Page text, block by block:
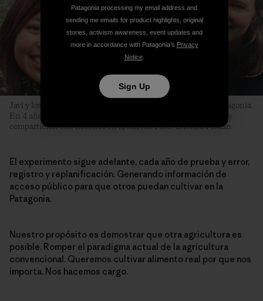
Javi y los voluntarios de la huerta biointensiva en Parque Patagonia.
En 4 años más de 80 personas de todo el mundo colaboraron y
compartieron con nosotros en la huerta. Foto: Cherilia Poluan
El experimento sigue adelante, cada año de prueba y error,
registro y replanificación. Generando información de
acceso público para que otros puedan cultivar en la
Patagonia.
Nuestro propósito es demostrar que otra agricultura es
posible. Romper el paradigma actual de la agricultura
convencional. Queremos cultivar alimento real por que nos
importa. Nos hacemos cargo.
Patagonia processing my email address and
sending me emails for product highlights, original
stories, activism awareness, event updates and
more in accordance with Patagonia’s Privacy
Notice.
Sign Up